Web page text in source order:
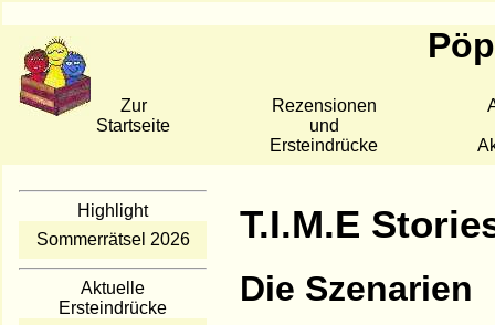
Zur
Startseite
Rezensionen
und
Ersteindrücke
Highlight
Sommerrätsel 2026
Aktuelle
Ersteindrücke
T.I.M.E
Die Szenarien